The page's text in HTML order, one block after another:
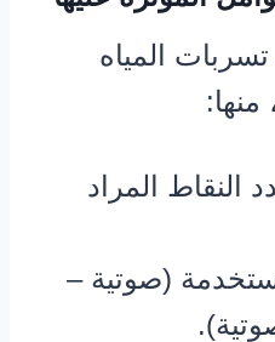
المياه
النقاط المراد
(صوتية –